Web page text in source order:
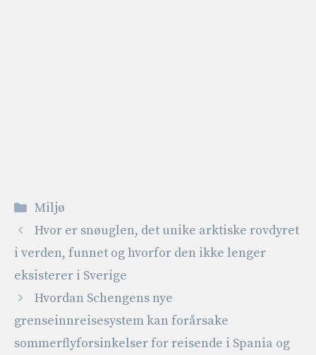
Kategorier
Miljø
Hvor er snøuglen, det unike arktiske rovdyret
i verden, funnet og hvorfor den ikke lenger
eksisterer i Sverige
Hvordan Schengens nye
grenseinnreisesystem kan forårsake
sommerflyforsinkelser for reisende i Spania og